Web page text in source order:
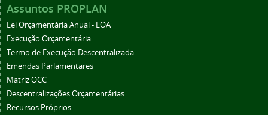
Assuntos PROPLAN
Lei Orçamentária Anual - LOA
Execução Orçamentária
Termo de Execução Descentralizada
Emendas Parlamentares
Matriz OCC
Descentralizações Orçamentárias
Recursos Próprios